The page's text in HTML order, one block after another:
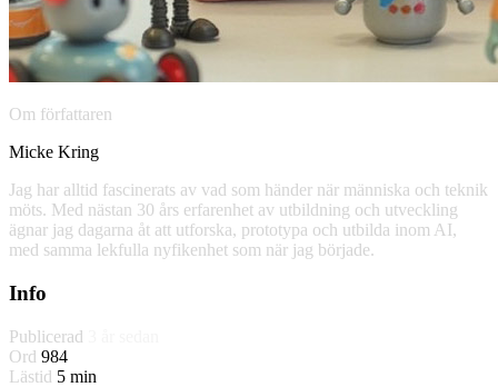
Om författaren
Micke Kring
Jag har alltid fascinerats av vad som händer när människa och teknik
möts. Med nästan 30 års erfarenhet av utbildning och utveckling
ägnar jag dagarna åt att utforska, prototypa och utbilda inom AI,
med samma lekfulla nyfikenhet som när jag började.
Info
Publicerad
Ord 984
Lästid 5 min